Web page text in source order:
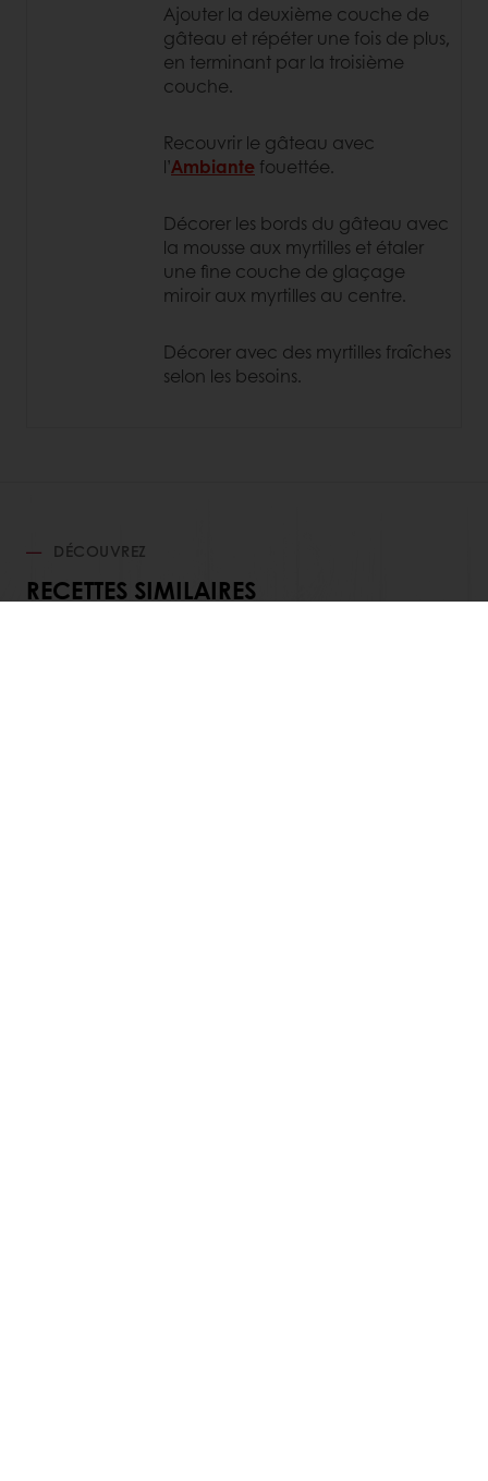
Ajouter la deuxième couche de
gâteau et répéter une fois de plus,
en terminant par la troisième
couche.
Recouvrir le gâteau avec
l’Ambiante fouettée.
Décorer les bords du gâteau avec
la mousse aux myrtilles et étaler
une fine couche de glaçage
miroir aux myrtilles au centre.
Décorer avec des myrtilles fraîches
selon les besoins.
DÉCOUVREZ
RECETTES SIMILAIRES